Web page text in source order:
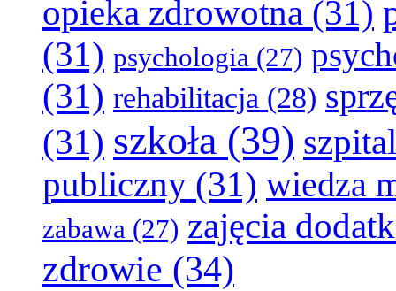
opieka zdrowotna (31)
(31) psychologia (27)
(31) rehabilitacja (28)
(31) szkoła (39) szpital
publiczny (31) wiedza
zabawa (27) zajęcia
zdrowie (34)